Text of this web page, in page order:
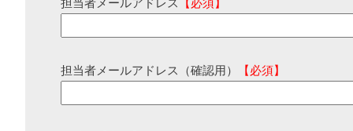
担当者メールアドレス 【必須】
担当者メールアドレス（確認用） 【必須】